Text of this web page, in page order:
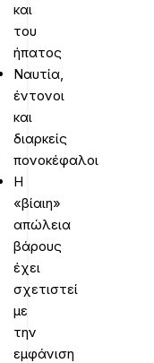
και
του
ήπατος
Ναυτία,
έντονοι
και
διαρκείς
πονοκέφαλοι
Η
«βίαιη»
απώλεια
βάρους
έχει
σχετιστεί
με
την
εμφάνιση